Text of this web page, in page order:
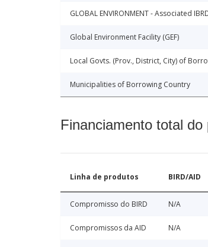
GLOBAL ENVIRONMENT - Associated
Global Environment Facility (GEF)
Local Govts. (Prov., District, City) of
Municipalities of Borrowing Country
Financiamento total
Linha de produtos BIRD/AID
Compromisso do BIRD N/A
Compromissos da AID N/A